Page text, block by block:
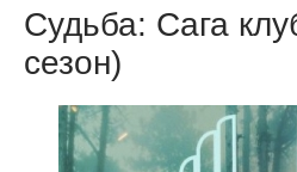
Судьба: Сага
сезон)